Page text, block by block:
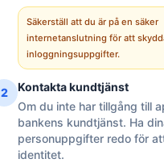
Säkerställ att du är på en säker
internetanslutning för att
inloggningsuppgifter.
2
Kontakta kundtjänst
Om du inte har tillgång till
bankens kundtjänst. Ha
personuppgifter redo för
identitet.